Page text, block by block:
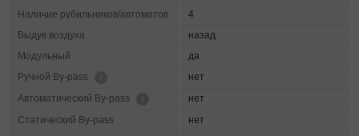
Наличие рубильников/автоматов
4
Выдув воздуха
назад
Модульный
да
Ручной By-pass
нет
Автоматический By-pass
нет
Статический By-pass
нет